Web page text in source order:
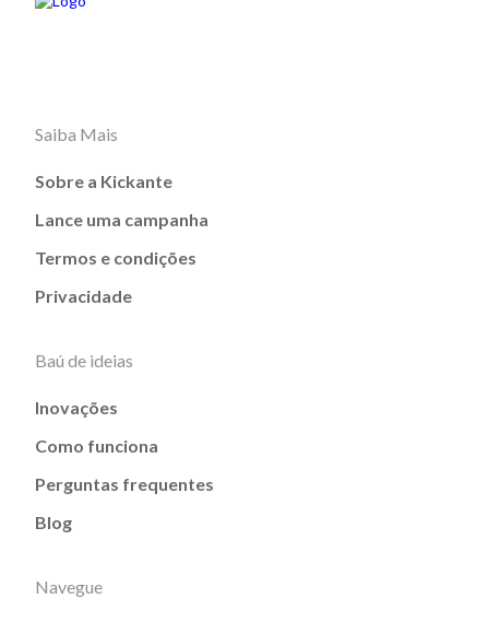
Saiba Mais
Sobre a Kickante
Lance uma campanha
Termos e condições
Privacidade
Baú de ideias
Inovações
Como funciona
Perguntas frequentes
Blog
Navegue